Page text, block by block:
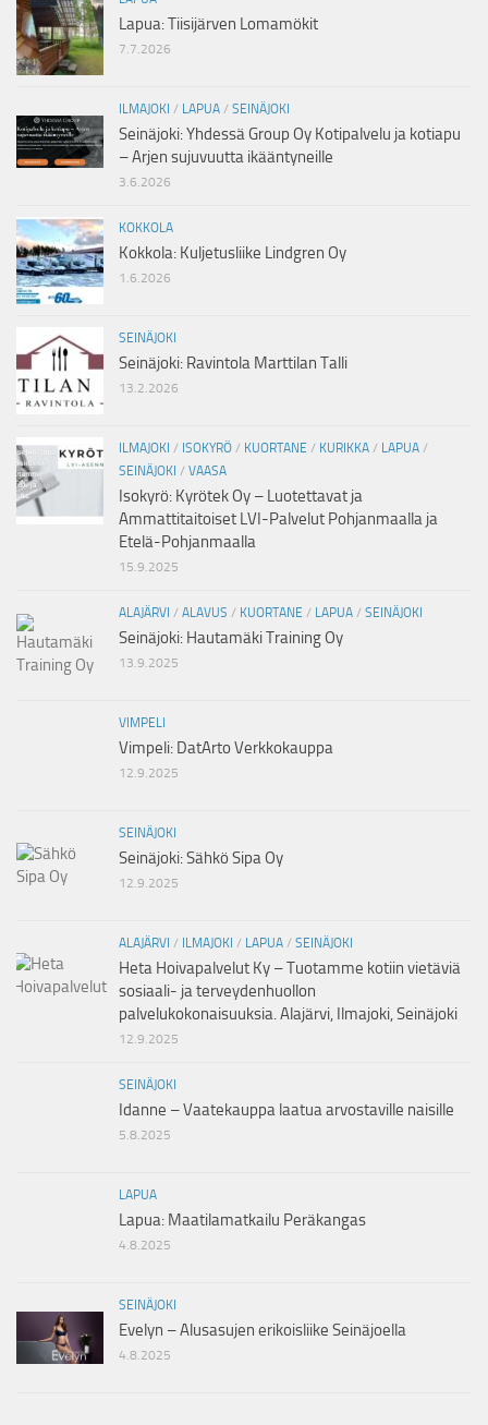
Lapua: Tiisijärven Lomamökit
7.7.2026
ILMAJOKI / LAPUA / SEINÄJOKI
Seinäjoki: Yhdessä Group Oy Kotipalvelu ja kotiapu
– Arjen sujuvuutta ikääntyneille
3.6.2026
KOKKOLA
Kokkola: Kuljetusliike Lindgren Oy
1.6.2026
SEINÄJOKI
Seinäjoki: Ravintola Marttilan Talli
13.2.2026
ILMAJOKI / ISOKYRÖ / KUORTANE / KURIKKA / LAPUA /
SEINÄJOKI / VAASA
Isokyrö: Kyrötek Oy – Luotettavat ja
Ammattitaitoiset LVI-Palvelut Pohjanmaalla ja
Etelä-Pohjanmaalla
15.9.2025
ALAJÄRVI / ALAVUS / KUORTANE / LAPUA / SEINÄJOKI
Seinäjoki: Hautamäki Training Oy
13.9.2025
VIMPELI
Vimpeli: DatArto Verkkokauppa
12.9.2025
SEINÄJOKI
Seinäjoki: Sähkö Sipa Oy
12.9.2025
ALAJÄRVI / ILMAJOKI / LAPUA / SEINÄJOKI
Heta Hoivapalvelut Ky – Tuotamme kotiin vietäviä
sosiaali- ja terveydenhuollon
palvelukokonaisuuksia. Alajärvi, Ilmajoki, Seinäjoki
12.9.2025
SEINÄJOKI
Idanne – Vaatekauppa laatua arvostaville naisille
5.8.2025
LAPUA
Lapua: Maatilamatkailu Peräkangas
4.8.2025
SEINÄJOKI
Evelyn – Alusasujen erikoisliike Seinäjoella
4.8.2025